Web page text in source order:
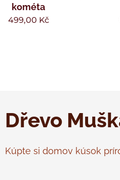
kométa
499,00 Kč
Dřevo
Kúpte si domov kúsok